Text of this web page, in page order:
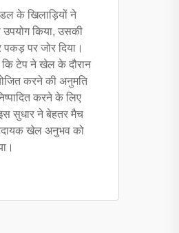
के खिलाड़ियों ने
उपयोग किया, उसकी
पर जोर दिया।
कि टेप ने खेल के दौरान
करने की अनुमति
करने के लिए
सुधार ने बेहतर मैच
खेल अनुभव को